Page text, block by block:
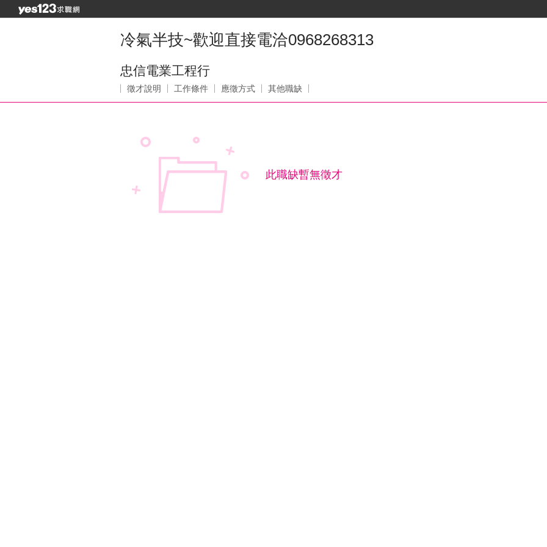
冷氣半技~歡迎直接電洽0968268313
忠信電業工程行
徵才說明 工作條件 應徵方式 其他職缺
此職缺暫無徵才